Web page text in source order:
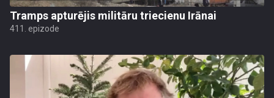
Tramps apturējis militāru triecienu Irānai
411. epizode